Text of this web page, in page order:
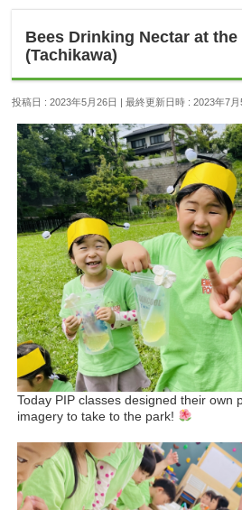
Bees Drinking Nectar at the
(Tachikawa)
投稿日 : 2023年5月26日 最終更新日時 : 2023年7月
Today PIP classes designed their own
imagery to take to the park!